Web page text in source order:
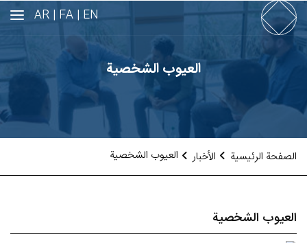
EN |
FA |
AR
العيوب الشخصية
الصفحة الرئيسية الأخبار العيوب الشخصية
العيوب الشخصية